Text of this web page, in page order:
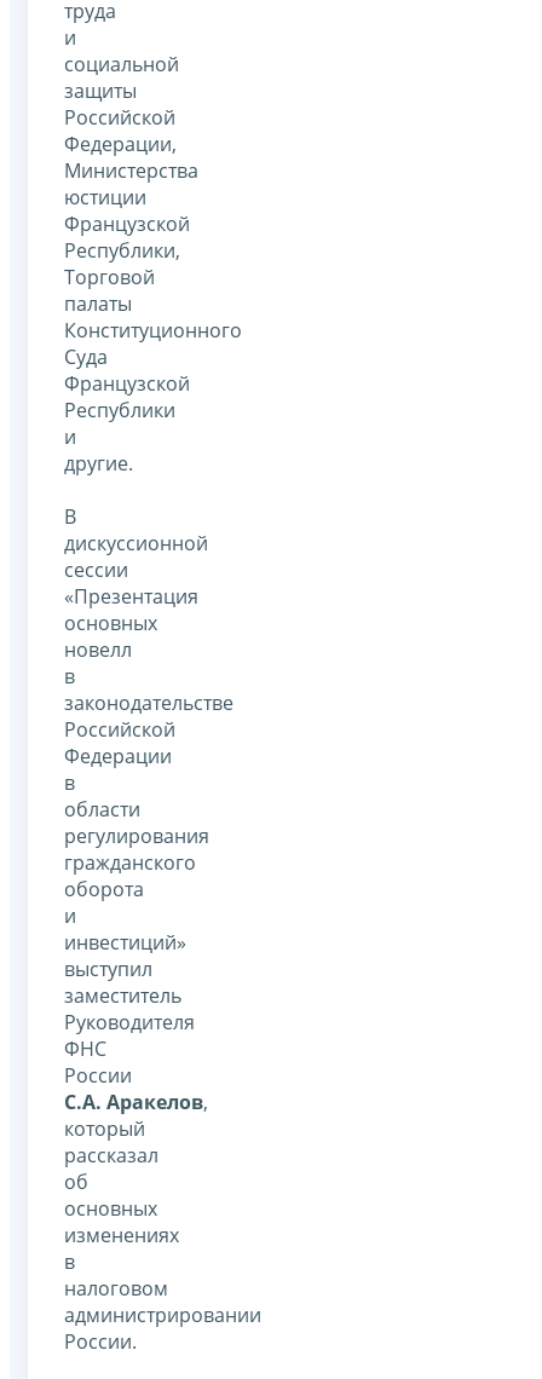
труда
и
социальной
защиты
Российской
Федерации,
Министерства
юстиции
Французской
Республики,
Торговой
палаты
Конституционного
Суда
Французской
Республики
и
другие.
В
дискуссионной
сессии
«Презентация
основных
новелл
в
законодательстве
Российской
Федерации
в
области
регулирования
гражданского
оборота
и
инвестиций»
выступил
заместитель
Руководителя
ФНС
России
С.А. Аракелов,
который
рассказал
об
основных
изменениях
в
налоговом
администрировании
России.